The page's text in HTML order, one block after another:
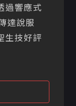
過響應式
達說服
生技好評